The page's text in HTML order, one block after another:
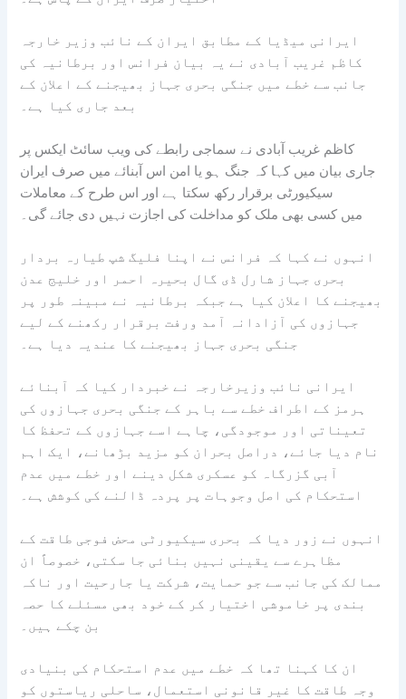
ایرانی میڈیا کے مطابق ایران کے نائب وزیر خارجہ
کاظم غریب آبادی نے یہ بیان فرانس اور برطانیہ کی
جانب سے خطے میں جنگی بحری جہاز بھیجنے کے اعلان کے
بعد جاری کیا ہے۔
کاظم غریب آبادی نے سماجی رابطے کی ویب سائٹ ایکس پر
جاری بیان میں کہا کہ جنگ ہو یا امن اس آبنائے میں صرف ایران
سیکیورٹی برقرار رکھ سکتا ہے اور اس طرح کے معاملات
میں کسی بھی ملک کو مداخلت کی اجازت نہیں دی جائے گی۔
انہوں نے کہا کہ فرانس نے اپنا فلیگ شپ طیارہ بردار
بحری جہاز شارل ڈی گال بحیرہ احمر اور خلیج عدن
بھیجنے کا اعلان کیا ہے جبکہ برطانیہ نے مبینہ طور پر
جہازوں کی آزادانہ آمد ورفت برقرار رکھنے کے لیے
جنگی بحری جہاز بھیجنے کا عندیہ دیا ہے۔
ایرانی نائب وزیرخارجہ نے خبردار کیا کہ آبنائے
ہرمز کے اطراف خطے سے باہر کے جنگی بحری جہازوں کی
تعیناتی اور موجودگی، چاہے اسے جہازوں کے تحفظ کا
نام دیا جائے، دراصل بحران کو مزید بڑھانے، ایک اہم
آبی گزرگاہ کو عسکری شکل دینے اور خطے میں عدم
استحکام کی اصل وجوہات پر پردہ ڈالنے کی کوشش ہے۔
انہوں نے زور دیا کہ بحری سیکیورٹی محض فوجی طاقت کے
مظاہرے سے یقینی نہیں بنائی جا سکتی، خصوصاً ان
ممالک کی جانب سے جو حمایت، شرکت یا جارحیت اور ناکہ
بندی پر خاموشی اختیار کر کے خود بھی مسئلے کا حصہ
بن چکے ہیں۔
ان کا کہنا تھا کہ خطے میں عدم استحکام کی بنیادی
وجہ طاقت کا غیر قانونی استعمال، ساحلی ریاستوں کو